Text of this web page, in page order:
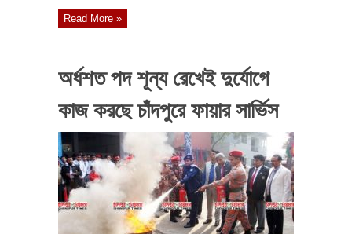
Read More »
অর্ধশত পদ শূন্য রেখেই দুর্যোগে
কাজ করছে চাঁদপুরে ফায়ার সার্ভিস